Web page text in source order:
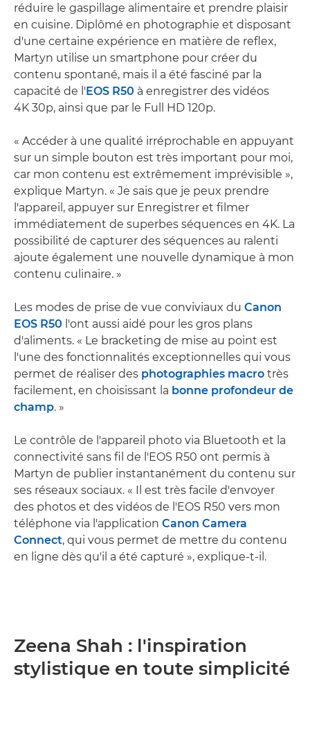
réduire le gaspillage alimentaire et prendre plaisir
en cuisine. Diplômé en photographie et disposant
d'une certaine expérience en matière de reflex,
Martyn utilise un smartphone pour créer du
contenu spontané, mais il a été fasciné par la
capacité de l'EOS R50 à enregistrer des vidéos
4K 30p, ainsi que par le Full HD 120p.
« Accéder à une qualité irréprochable en appuyant
sur un simple bouton est très important pour moi,
car mon contenu est extrêmement imprévisible »,
explique Martyn. « Je sais que je peux prendre
l'appareil, appuyer sur Enregistrer et filmer
immédiatement de superbes séquences en 4K. La
possibilité de capturer des séquences au ralenti
ajoute également une nouvelle dynamique à mon
contenu culinaire. »
Les modes de prise de vue conviviaux du Canon
EOS R50 l'ont aussi aidé pour les gros plans
d'aliments. « Le bracketing de mise au point est
l'une des fonctionnalités exceptionnelles qui vous
permet de réaliser des photographies macro très
facilement, en choisissant la bonne profondeur de
champ. »
Le contrôle de l'appareil photo via Bluetooth et la
connectivité sans fil de l'EOS R50 ont permis à
Martyn de publier instantanément du contenu sur
ses réseaux sociaux. « Il est très facile d'envoyer
des photos et des vidéos de l'EOS R50 vers mon
téléphone via l'application Canon Camera
Connect, qui vous permet de mettre du contenu
en ligne dès qu'il a été capturé », explique-t-il.
Zeena Shah : l'inspiration
stylistique en toute simplicité